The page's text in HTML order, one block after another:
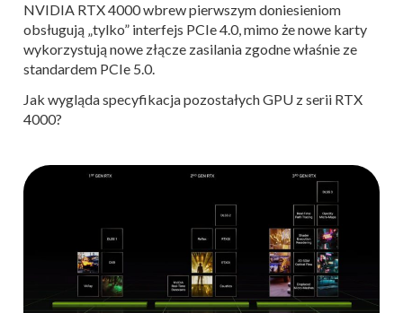
NVIDIA RTX 4000 wbrew pierwszym doniesieniom
obsługują „tylko” interfejs PCIe 4.0, mimo że nowe karty
wykorzystują nowe złącze zasilania zgodne właśnie ze
standardem PCIe 5.0.
Jak wygląda specyfikacja pozostałych GPU z serii RTX
4000?